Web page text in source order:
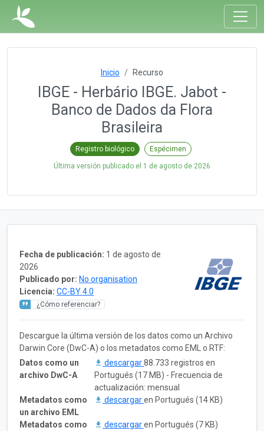
Inicio Recurso
IBGE - Herbário IBGE. Jabot -
Banco de Dados da Flora
Brasileira
Registro biológico Espécimen
Última versión publicado el 1 de agosto de 2026
Fecha de publicación: 1 de agosto de
2026
Publicado por: No organisation
Licencia: CC-BY 4.0
¿Cómo referenciar?
Descargue la última versión de los datos como un Archivo
Darwin Core (DwC-A) o los metadatos como EML o RTF:
Datos como un
archivo DwC-A
descargar88.733 registros en
Portugués (17 MB) - Frecuencia de
actualización: mensual
Metadatos como
un archivo EML
descargaren Portugués (14 KB)
Metadatos como
descargaren Portugués (7 KB)